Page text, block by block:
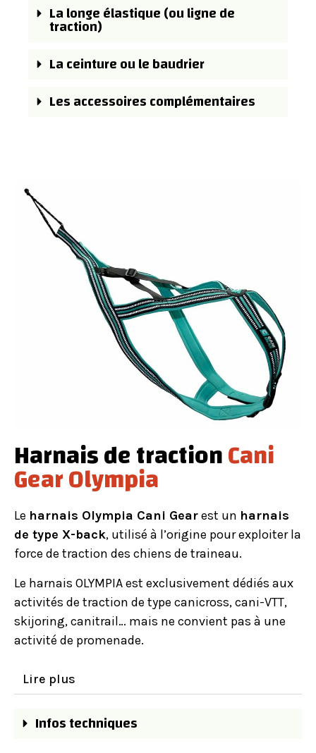
La longe élastique (ou ligne de
traction)
La ceinture ou le baudrier
Les accessoires complémentaires
Harnais de tractionCani
Gear Olympia
Le harnais Olympia Cani Gearest un harnais
de type X-back, utilisé à l’origine pour exploiter la
force de traction des chiens de traineau.
Le harnais OLYMPIA est exclusivement dédiés aux
activités de traction de type canicross, cani-VTT,
skijoring, canitrail… mais ne convient pas à une
activité de promenade.
Lire plus
Infos techniques